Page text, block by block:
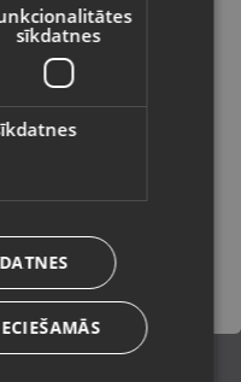
mēneši)
sīkdatnes